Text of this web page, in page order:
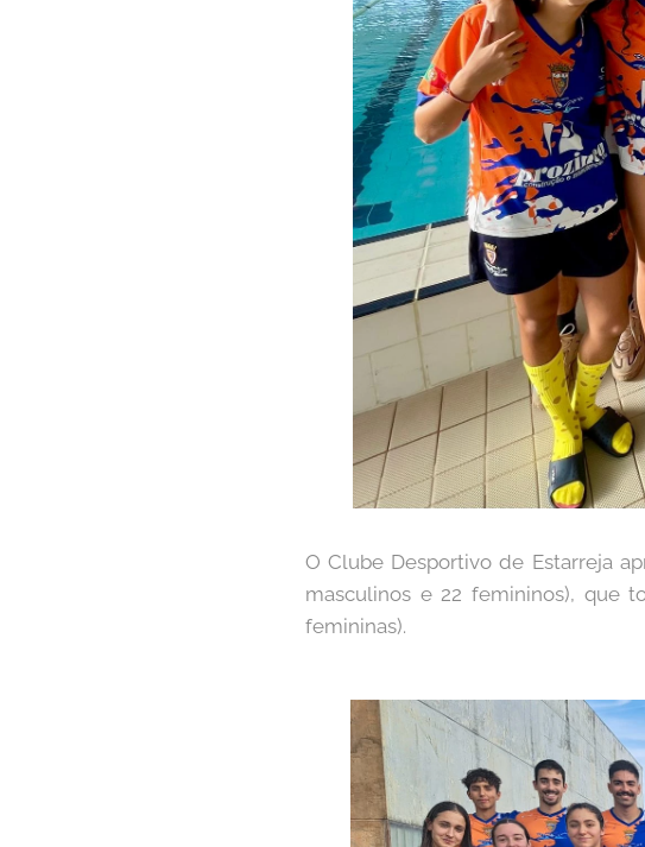
O Clube Desportivo de Estarreja
masculinos e 22 femininos), que
femininas).